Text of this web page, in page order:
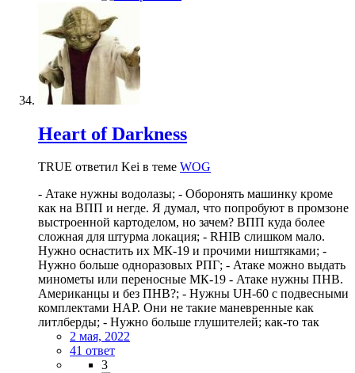
Heart of Darkness
TRUE ответил Kei в теме WOG
- Атаке нужны водолазы; - Оборонять машинку кроме
как на ВПП и негде. Я думал, что попробуют в промзоне
выстроенной картоделом, но зачем? ВПП куда более
сложная для штурма локация; - RHIB слишком мало.
Нужно оснастить их МК-19 и прочими ништяками; -
Нужно больше одноразовых РПГ; - Атаке можно выдать
минометы или переносные МК-19 - Атаке нужны ПНВ.
Американцы и без ПНВ?; - Нужны UH-60 с подвесными
комплектами НАР. Они не такие маневренные как
литлберды; - Нужно больше глушителей; как-то так
2 мая, 2022
41 ответ
3